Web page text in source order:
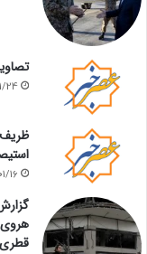
24
16
هروی